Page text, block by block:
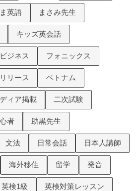
英語 まさみ先生
キッズ英会話
ビジネス フォニックス
リース ベトナム
ィア掲載 二次試験
者 助黒先生
文法 日常会話 日本人講師
海外移住 留学 発音
英検1級 英検対策レッスン